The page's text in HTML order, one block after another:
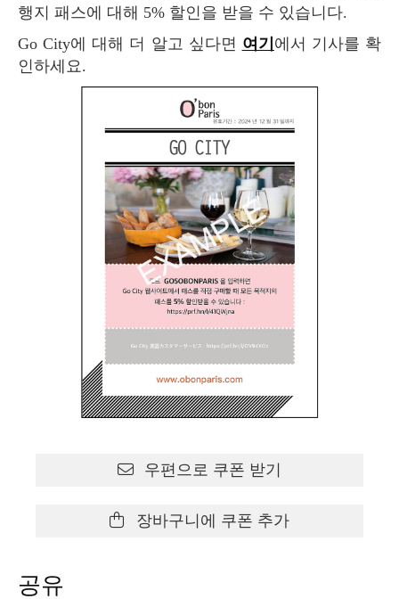
행지 패스에 대해 5% 할인을 받을 수 있습니다.
Go City에 대해 더 알고 싶다면 여기 에서 기사를 확
인하세요.
우편으로 쿠폰 받기
장바구니에 쿠폰 추가
공유